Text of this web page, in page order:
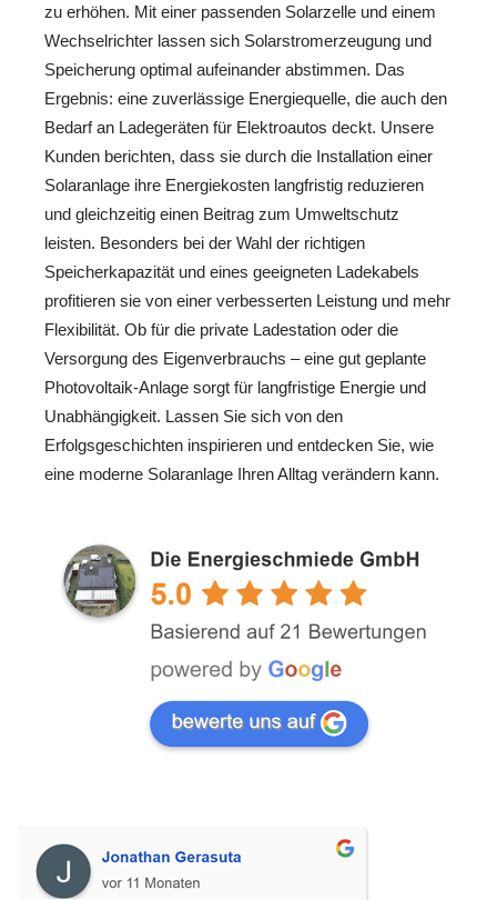
zu erhöhen. Mit einer passenden Solarzelle und einem
Wechselrichter lassen sich Solarstromerzeugung und
Speicherung optimal aufeinander abstimmen. Das
Ergebnis: eine zuverlässige Energiequelle, die auch den
Bedarf an Ladegeräten für Elektroautos deckt. Unsere
Kunden berichten, dass sie durch die Installation einer
Solaranlage ihre Energiekosten langfristig reduzieren
und gleichzeitig einen Beitrag zum Umweltschutz
leisten. Besonders bei der Wahl der richtigen
Speicherkapazität und eines geeigneten Ladekabels
profitieren sie von einer verbesserten Leistung und mehr
Flexibilität. Ob für die private Ladestation oder die
Versorgung des Eigenverbrauchs – eine gut geplante
Photovoltaik-Anlage sorgt für langfristige Energie und
Unabhängigkeit. Lassen Sie sich von den
Erfolgsgeschichten inspirieren und entdecken Sie, wie
eine moderne Solaranlage Ihren Alltag verändern kann.